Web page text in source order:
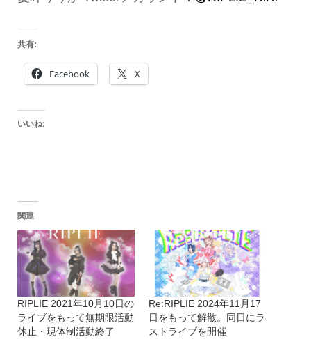
共有:
Facebook X
いいね:
関連
RIPLIE 2021年10月10日の
ライブをもって無期限活動
休止・現体制活動終了
Re:RIPLIE 2024年11月17
日をもって解散。同日にラ
ストライブを開催